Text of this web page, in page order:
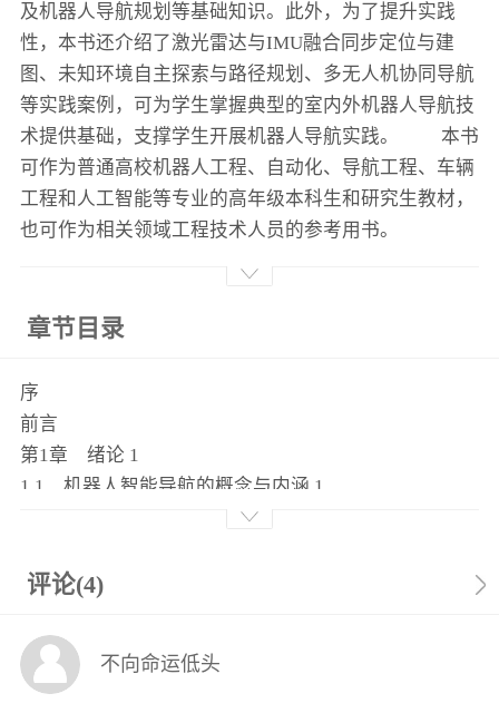
及机器人导航规划等基础知识。此外，为了提升实践
性，本书还介绍了激光雷达与IMU融合同步定位与建
图、未知环境自主探索与路径规划、多无人机协同导航
等实践案例，可为学生掌握典型的室内外机器人导航技
术提供基础，支撑学生开展机器人导航实践。 本书
可作为普通高校机器人工程、自动化、导航工程、车辆
工程和人工智能等专业的高年级本科生和研究生教材，
也可作为相关领域工程技术人员的参考用书。
章节目录
序
前言
第1章 绪论 1
1.1 机器人智能导航的概念与内涵 1
1.2 机器人智能导航的发展现状 2
1.2.2 动态路径规划与决策关键技术的发展 13
本章小结 17
思考题与习题 18
评论(4)
不向命运低头